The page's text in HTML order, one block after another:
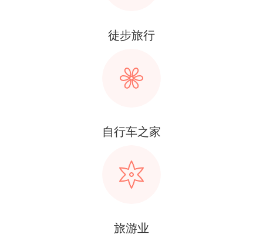
徒步旅行
自行车之家
旅游业